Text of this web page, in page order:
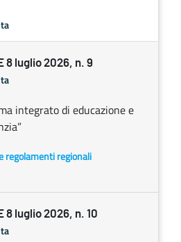
8 luglio 2026, n. 9
integrato di educazione e
regolamenti regionali
8 luglio 2026, n. 10